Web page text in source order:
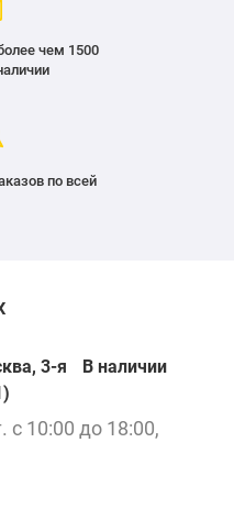
чем 1500
по всей
3-я
В наличии
10:00 до 18:00,